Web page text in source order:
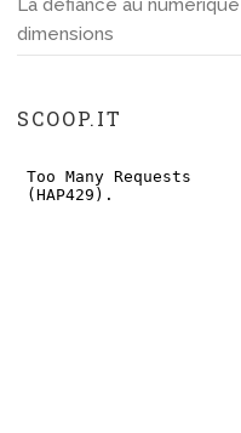
La défiance au
dimensions
SCOOP.IT